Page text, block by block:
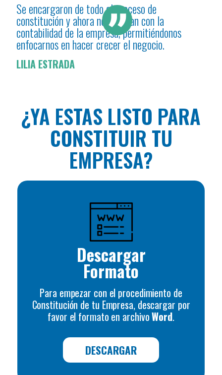
Se encargaron de todo el proceso de
constitución y ahora nos ayudan con la
contabilidad de la empresa, permitiéndonos
enfocarnos en hacer crecer el negocio.
LILIA ESTRADA
¿YA ESTAS LISTO PARA
CONSTITUIR TU
EMPRESA?
Descargar
Formato
Para empezar con el procedimiento de
Constitución de tu Empresa, descargar por
favor el formato en archivoWord.
DESCARGAR